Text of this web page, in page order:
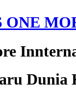
Dunia